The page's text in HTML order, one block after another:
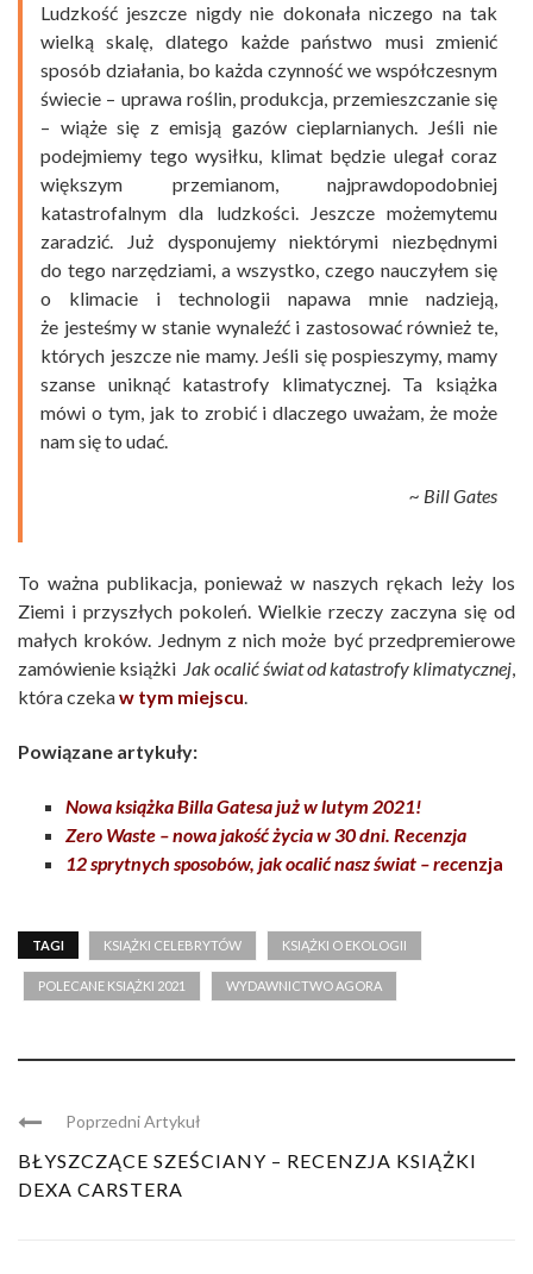
Ludzkość jeszcze nigdy nie dokonała niczego na tak
wielką skalę, dlatego każde państwo musi zmienić
sposób działania, bo każda czynność we współczesnym
świecie – uprawa roślin, produkcja, przemieszczanie się
– wiąże się z emisją gazów cieplarnianych. Jeśli nie
podejmiemy tego wysiłku, klimat będzie ulegał coraz
większym przemianom, najprawdopodobniej
katastrofalnym dla ludzkości. Jeszcze możemytemu
zaradzić. Już dysponujemy niektórymi niezbędnymi
do tego narzędziami, a wszystko, czego nauczyłem się
o klimacie i technologii napawa mnie nadzieją,
że jesteśmy w stanie wynaleźć i zastosować również te,
których jeszcze nie mamy. Jeśli się pospieszymy, mamy
szanse uniknąć katastrofy klimatycznej. Ta książka
mówi o tym, jak to zrobić i dlaczego uważam, że może
nam się to udać.
~ Bill Gates
To ważna publikacja, ponieważ w naszych rękach leży los
Ziemi i przyszłych pokoleń. Wielkie rzeczy zaczyna się od
małych kroków. Jednym z nich może być przedpremierowe
zamówienie książki Jak ocalić świat od katastrofy klimatycznej,
która czekaw tym miejscu.
Powiązane artykuły:
Nowa książka Billa Gatesa już w lutym 2021!
Zero Waste – nowa jakość życia w 30 dni. Recenzja
12 sprytnych sposobów, jak ocalić nasz świat – recenzja
TAGI KSIĄŻKI CELEBRYTÓW KSIĄŻKI O EKOLOGII
POLECANE KSIĄŻKI 2021 WYDAWNICTWO AGORA
Poprzedni Artykuł
BŁYSZCZĄCE SZEŚCIANY – RECENZJA KSIĄŻKI
DEXA CARSTERA